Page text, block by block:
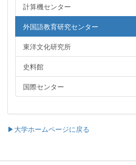
計算機センター
外国語教育研究センター
東洋文化研究所
史料館
国際センター
▶大学ホームページに戻る